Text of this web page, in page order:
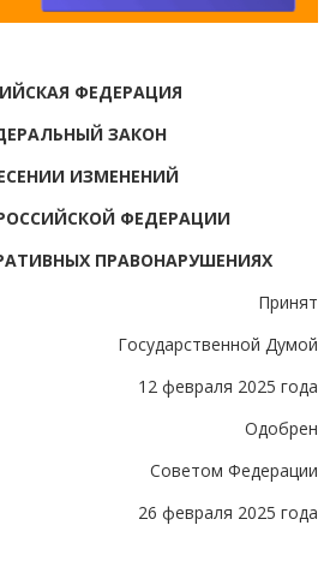
ФЕДЕРАЦИЯ
ЗАКОН
ИЗМЕНЕНИЙ
ФЕДЕРАЦИИ
ПРАВОНАРУШЕНИЯХ
Принят
Государственной Думой
12 февраля 2025 года
Одобрен
Советом Федерации
26 февраля 2025 года